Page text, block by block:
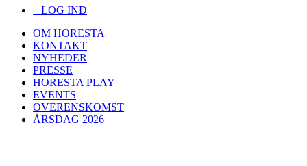
LOG IND
OM HORESTA
KONTAKT
NYHEDER
PRESSE
HORESTA PLAY
EVENTS
OVERENSKOMST
ÅRSDAG 2026